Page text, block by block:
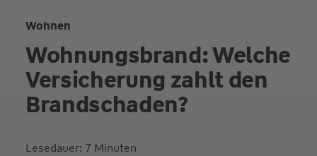
Wohnen
Wohnungsbrand: Welche
Versicherung zahlt den
Brandschaden?
Lesedauer: 7 Minuten